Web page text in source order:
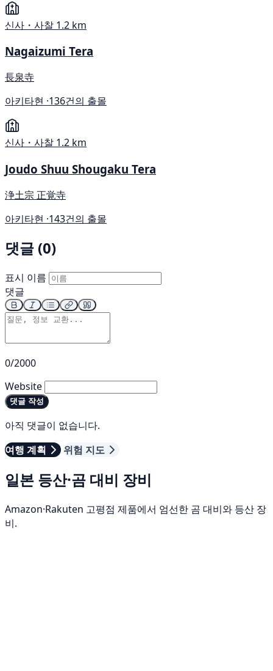
신사・사찰 1.2 km
Nagaizumi Tera
長泉寺
아키타현 ·136건의 출몰
신사・사찰 1.2 km
Joudo Shuu Shougaku Tera
浄土宗 正覚寺
아키타현 ·143건의 출몰
댓글 (0)
표시 이름
댓글
0/2000
Website
댓글 작성
아직 댓글이 없습니다.
여행 계획
위험 지도
일본 등산·곰 대비 장비
Amazon·Rakuten 고평점 제품에서 엄선한 곰 대비와 등산 장
비.